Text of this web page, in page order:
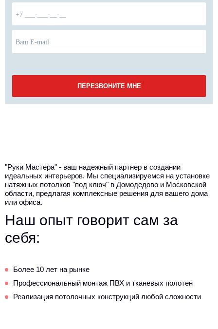
"Руки Мастера" - ваш надежный партнер в создании
идеальных интерьеров. Мы специализируемся на установке
натяжных потолков "под ключ" в Домодедово и Московской
области, предлагая комплексные решения для вашего дома
или офиса.
Наш опыт говорит сам за
себя:
Более 10 лет на рынке
Профессиональный монтаж ПВХ и тканевых полотен
Реализация потолочных конструкций любой сложности